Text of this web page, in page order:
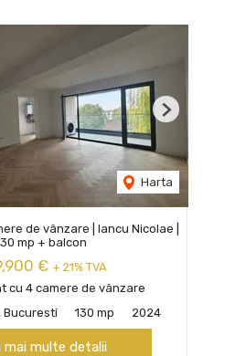
Harta
Next
de vânzare | Iancu Nicolae |
mp + balcon
€ + 21% TVA
cu 4 camere de vânzare
Bucuresti
130 mp 2024
mai multe detalii